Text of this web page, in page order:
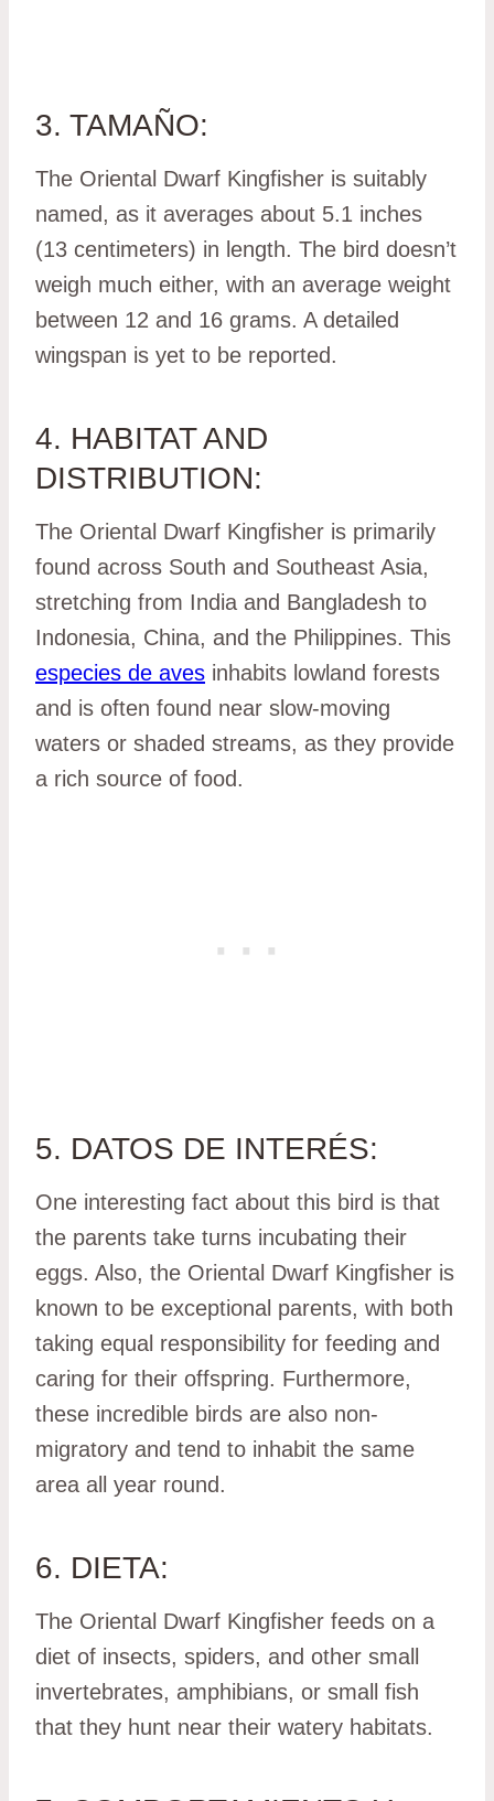
3. TAMAÑO:
The Oriental Dwarf Kingfisher is suitably
named, as it averages about 5.1 inches
(13 centimeters) in length. The bird doesn’t
weigh much either, with an average weight
between 12 and 16 grams. A detailed
wingspan is yet to be reported.
4. HABITAT AND
DISTRIBUTION:
The Oriental Dwarf Kingfisher is primarily
found across South and Southeast Asia,
stretching from India and Bangladesh to
Indonesia, China, and the Philippines. This
especies de aves inhabits lowland forests
and is often found near slow-moving
waters or shaded streams, as they provide
a rich source of food.
5. DATOS DE INTERÉS:
One interesting fact about this bird is that
the parents take turns incubating their
eggs. Also, the Oriental Dwarf Kingfisher is
known to be exceptional parents, with both
taking equal responsibility for feeding and
caring for their offspring. Furthermore,
these incredible birds are also non-
migratory and tend to inhabit the same
area all year round.
6. DIETA:
The Oriental Dwarf Kingfisher feeds on a
diet of insects, spiders, and other small
invertebrates, amphibians, or small fish
that they hunt near their watery habitats.